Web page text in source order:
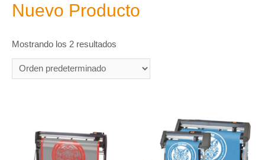
Nuevo Producto
Mostrando los 2 resultados